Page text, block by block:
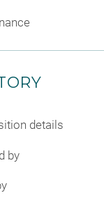
details
by